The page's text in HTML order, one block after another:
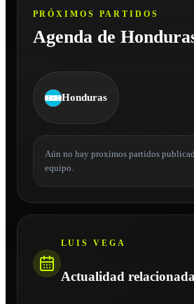
PRÓXIMOS PARTIDOS
Agenda de
Honduras
Aún no hay proximos partidos
equipo.
LUIS VEGA
Actualidad relacionada